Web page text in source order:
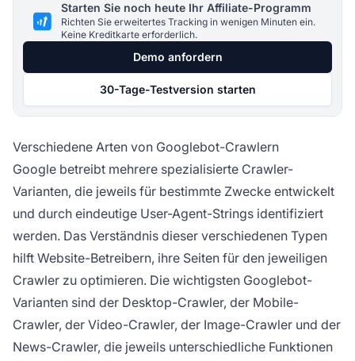
Starten Sie noch heute Ihr Affiliate-Programm
Richten Sie erweitertes Tracking in wenigen Minuten ein.
Keine Kreditkarte erforderlich.
Demo anfordern
30-Tage-Testversion starten
Verschiedene Arten von Googlebot-Crawlern
Google betreibt mehrere spezialisierte Crawler-
Varianten, die jeweils für bestimmte Zwecke entwickelt
und durch eindeutige User-Agent-Strings identifiziert
werden. Das Verständnis dieser verschiedenen Typen
hilft Website-Betreibern, ihre Seiten für den jeweiligen
Crawler zu optimieren. Die wichtigsten Googlebot-
Varianten sind der Desktop-Crawler, der Mobile-
Crawler, der Video-Crawler, der Image-Crawler und der
News-Crawler, die jeweils unterschiedliche Funktionen